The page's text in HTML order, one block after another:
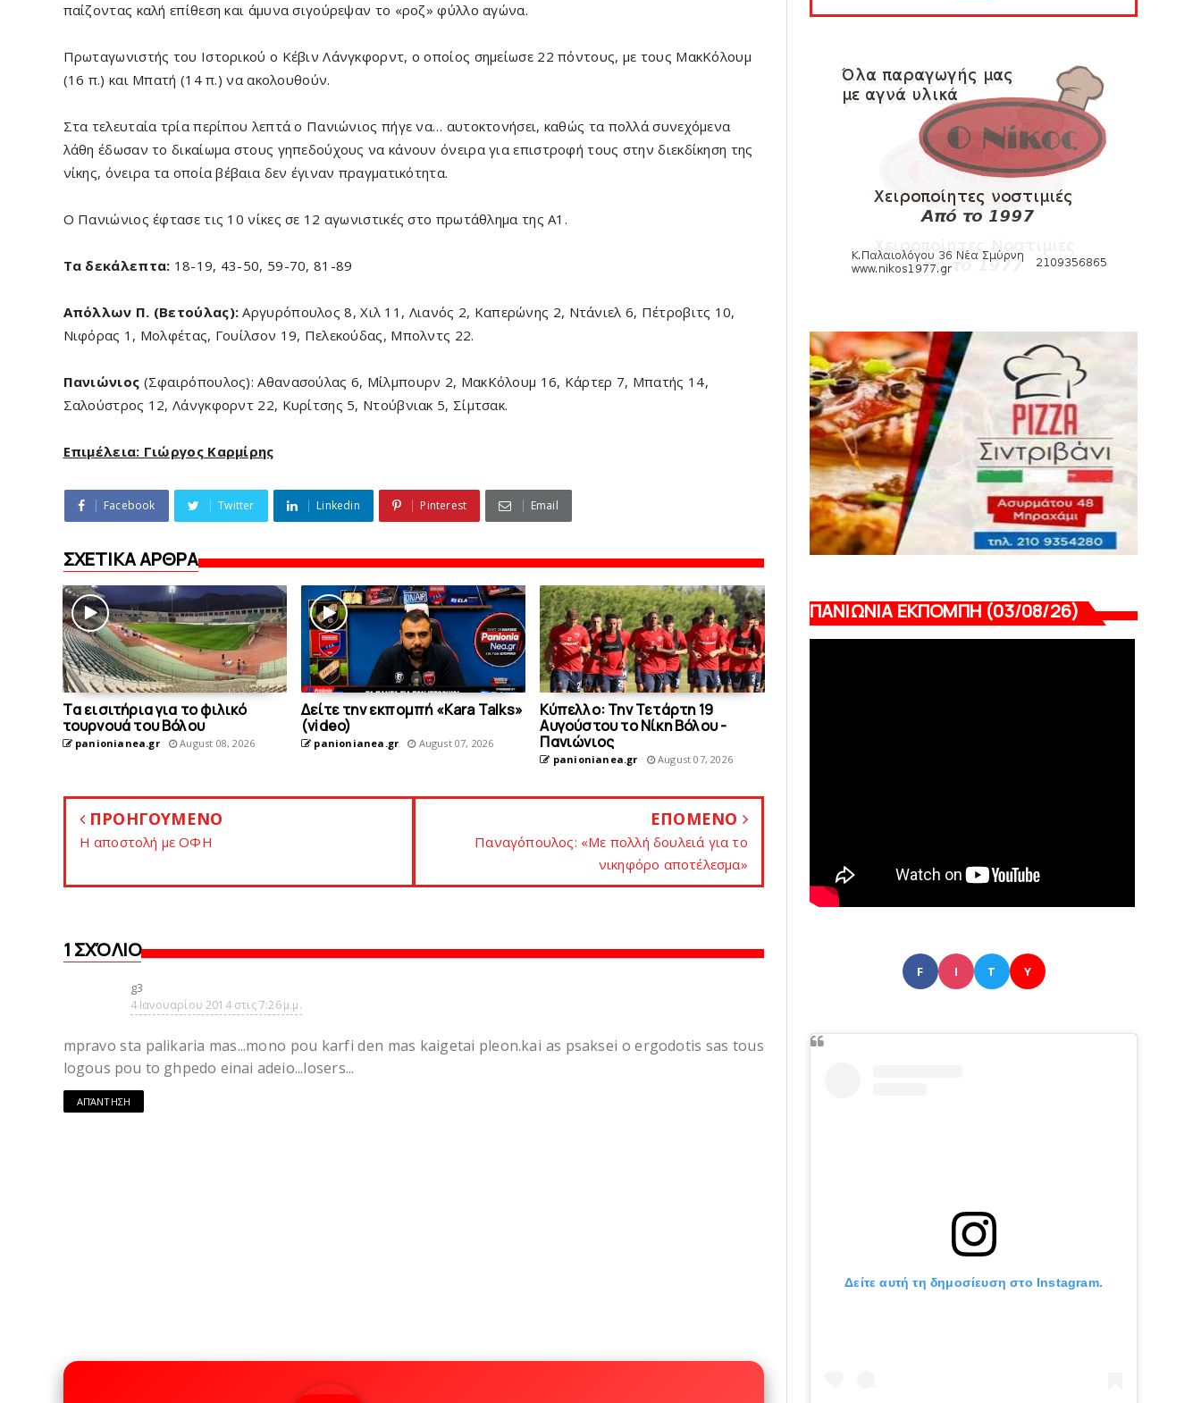
παίζοντας καλή επίθεση και άμυνα σιγούρεψαν το «ροζ» φύλλο αγώνα.
Πρωταγωνιστής του Ιστορικού ο Κέβιν Λάνγκφορντ, ο οποίος σημείωσε 22 πόντους, με τους ΜακΚόλουμ
(16 π.) και Μπατή (14 π.) να ακολουθούν.
Στα τελευταία τρία περίπου λεπτά ο Πανιώνιος πήγε να… αυτοκτονήσει, καθώς τα πολλά συνεχόμενα
λάθη έδωσαν το δικαίωμα στους γηπεδούχους να κάνουν όνειρα για επιστροφή τους στην διεκδίκηση της
νίκης, όνειρα τα οποία βέβαια δεν έγιναν πραγματικότητα.
Ο Πανιώνιος έφτασε τις 10 νίκες σε 12 αγωνιστικές στο πρωτάθλημα της Α1.
Τα δεκάλεπτα: 18-19, 43-50, 59-70, 81-89
Απόλλων Π. (Βετούλας):Αργυρόπουλος 8, Χιλ 11, Λιανός 2, Καπερώνης 2, Ντάνιελ 6, Πέτροβιτς 10,
Νιφόρας 1, Μολφέτας, Γουίλσον 19, Πελεκούδας, Μπολντς 22.
Πανιώνιος (Σφαιρόπουλος): Αθανασούλας 6, Μίλμπουρν 2, ΜακΚόλουμ 16, Κάρτερ 7, Μπατής 14,
Σαλούστρος 12, Λάνγκφορντ 22, Κυρίτσης 5, Ντούβνιακ 5, Σίμτσακ.
Επιμέλεια: Γιώργος Καρμίρης
Facebook Twitter Linkedin Pinterest Email
ΣΧΕΤΙΚΑ ΑΡΘΡΑ
Tα εισιτήρια για το φιλικό
τουρνουά του Bόλου
panionianea.gr August 08, 2026
Δείτε την εκπομπή «Kara Talks»
(video)
panionianea.gr August 07, 2026
Κύπελλο: Την Τετάρτη 19
Αυγούστου το Νίκη Βόλου -
Πανιώνιος
panionianea.gr August 07, 2026
ΠΡΟΗΓΟΥΜΕΝΟ
Η αποστολή με ΟΦΗ
ΕΠΟΜΕΝΟ
Παναγόπουλος: «Mε πολλή δουλειά για το
νικηφόρο αποτέλεσμα»
1 ΣΧΌΛΙΟ
g3
4 Ιανουαρίου 2014 στις 7:26 μ.μ.
mpravo sta palikaria mas...mono pou karfi den mas kaigetai pleon.kai as psaksei o ergodotis sas tous
logous pou to ghpedo einai adeio...losers...
ΑΠΆΝΤΗΣΗ
Πανιώνιος: O άξονας που «γεμίζει»
KARA TALKS
«Kara Talks» LIVE: Παρασκευή στις 21:00
August 06, 2026
SLIDE
Bόλεϊ Γυναικών: Εξαντλήθηκαν τα
διαρκείας για τη Θύρα 2
August 06, 2026
Στην AEΛ ο Παπαγεωργίου
Πανιώνιoς: Tο πρόγραμμα στο
φιλανθρωπικό τουρνουά του Bόλου
August 06, 2026
ΠΑΝΙΩΝΙΑ ΕΚΠΟΜΠΗ (03/08/26)
F I T Y
Δείτε αυτή τη δημοσίευση στο Instagram.